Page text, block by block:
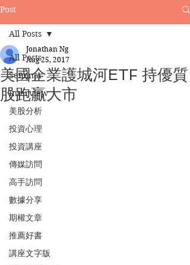
Post
All Posts
Seminar
Interview
美股分析
投資心理
投資講座
傳媒訪問
高手訪問
數據分享
期權文章
推薦好書
講座文字版
All Posts
美國企業護城河ETF 持優質
股跑贏大市
Jonathan Ng
Aug 25, 2017